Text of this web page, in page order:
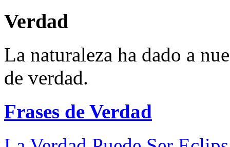
Verdad
La naturaleza ha dado a
de verdad.
Frases de Verdad